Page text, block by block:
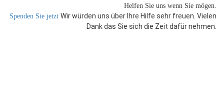
Helfen Sie uns wenn Sie mögen.
Spenden Sie jetzt Wir würden uns über Ihre Hilfe sehr freuen. Vielen
Dank das Sie sich die Zeit dafür nehmen.